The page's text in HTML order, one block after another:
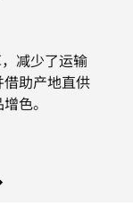
减少了运输
助产地直供
色。